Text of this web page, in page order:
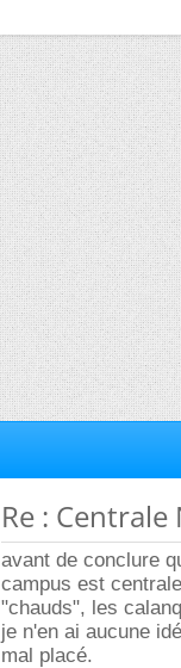
Re :
avant de conclure
campus est
"chauds", les
je n'en ai aucune
mal placé.